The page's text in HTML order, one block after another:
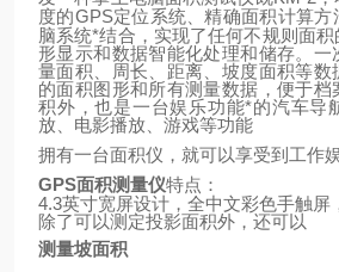
度的GPS定位系统、精确面积计算
脑系统*结合，实现了任何不规则面
形显示和数据智能化处理和储存。一
量面积、周长、距离、坡度面积等数
的面积图形和所有测量数据，便于档
积外，也是一台娱乐功能*的汽车导
放、电影播放、游戏等功能
拥有一台面积仪，就可以享受到工作
GPS面积测量仪特点：
4.3英寸宽屏设计，全中文彩色手触屏
除了可以测定投影面积外，还可以
测量坡面积